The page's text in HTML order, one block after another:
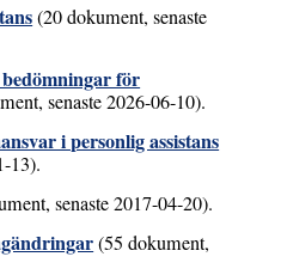
(20 dokument, senaste
för
senaste 2026-06-10).
i personlig assistans
13).
senaste 2017-04-20).
(55 dokument,